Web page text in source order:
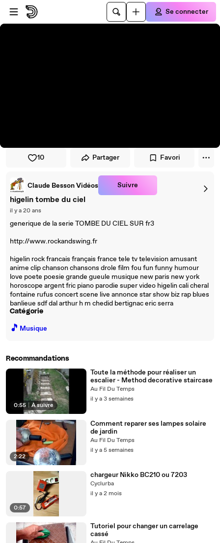
Passer au player
Passer au contenu principal
Se connecter
10 Partager Favori
Claude Besson Vidéos Suivre
higelin tombe du ciel
il y a 20 ans
generique de la serie TOMBE DU CIEL SUR fr3
http://www.rockandswing.fr
higelin rock francais français france tele tv television amusant
anime clip chanson chansons drole film fou fun funny humour
love poete poesie grande gueule musique new paris new york
horoscope argent fric piano parodie super video higelin cali cheral
fontaine rufus concert scene live annonce star show biz rap blues
banlieue sdf dal arthur h m chedid bertignac eric serra
Catégorie
🎵 Musique
Recommandations
0:55 À suivre
Toute la méthode pour réaliser un
escalier - Method decorative staircase
Au Fil Du Temps
il y a 3 semaines
2:22
Comment reparer ses lampes solaire
de jardin
Au Fil Du Temps
il y a 5 semaines
0:57
chargeur Nikko BC210 ou 7203
Cyclurba
il y a 2 mois
Tutoriel pour changer un carrelage
cassé